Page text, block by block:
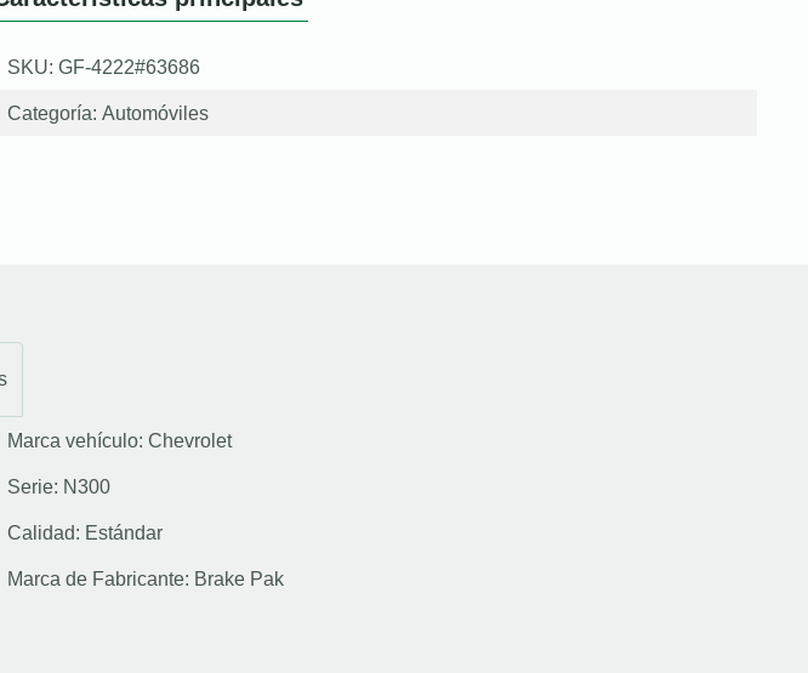
SKU: GF-4222#63686
Categoría: Automóviles
Marca vehículo: Chevrolet
Serie: N300
Calidad: Estándar
Marca de Fabricante: Brake Pak